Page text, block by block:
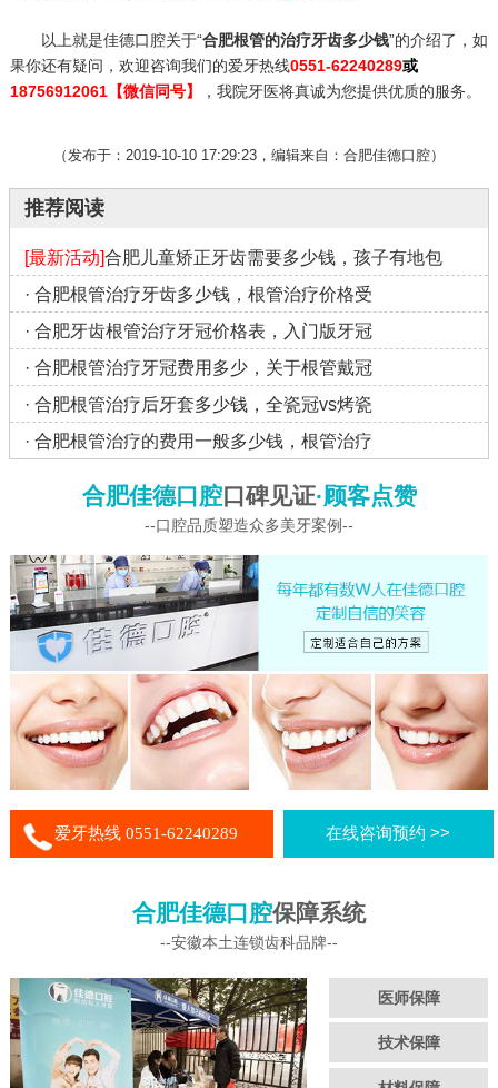
以上就是佳德口腔关于“合肥根管的治疗牙齿多少钱”的介绍了，如
果你还有疑问，欢迎咨询我们的爱牙热线0551-62240289或
18756912061【微信同号】 ，我院牙医将真诚为您提供优质的服务。
（发布于：2019-10-10 17:29:23，编辑来自：合肥佳德口腔）
推荐阅读
[最新活动]合肥儿童矫正牙齿需要多少钱，孩子有地包
· 合肥根管治疗牙齿多少钱，根管治疗价格受
· 合肥牙齿根管治疗牙冠价格表，入门版牙冠
· 合肥根管治疗牙冠费用多少，关于根管戴冠
· 合肥根管治疗后牙套多少钱，全瓷冠vs烤瓷
· 合肥根管治疗的费用一般多少钱，根管治疗
合肥佳德口腔口碑见证·顾客点赞
--口腔品质塑造众多美牙案例--
爱牙热线 0551-62240289 在线咨询预约 >>
合肥佳德口腔保障系统
--安徽本土连锁齿科品牌--
医师保障
技术保障